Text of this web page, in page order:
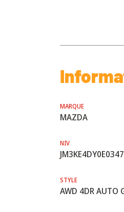
MARQUE
MAZDA
NIV
STYLE
AWD 4DR AUTO